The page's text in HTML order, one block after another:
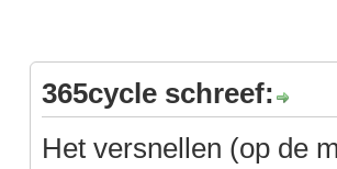
365cycle schreef:
Het versnellen (op de